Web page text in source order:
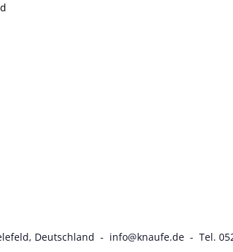
Deutschland - info@knaufe.de - Tel.